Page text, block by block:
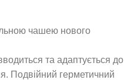
чашею нового
та адаптується до
Подвійний герметичний